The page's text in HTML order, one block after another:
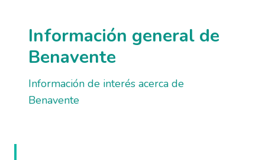
Información general de
Benavente
Información de interés acerca de
Benavente